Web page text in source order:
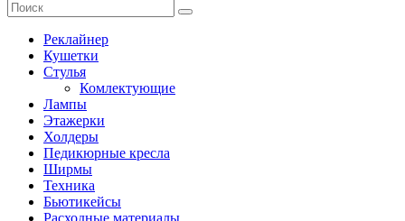
Реклайнер
Кушетки
Стулья
Комлектующие
Лампы
Этажерки
Холдеры
Педикюрные кресла
Ширмы
Техника
Бьютикейсы
Расходные материалы